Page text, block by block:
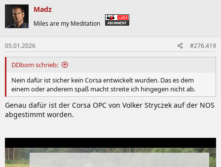
k
t
i
o
n
e
n
:
Madz
Miles are my Meditation
05.01.2026 #276.419
DDbom schrieb:
Nein dafür ist sicher kein Corsa entwickelt wurden. Das es dem
einem oder anderem spaß macht streite ich hingegen nicht ab.
Genau dafür ist der Corsa OPC von Volker Stryczek auf der NOS
abgestimmt worden.